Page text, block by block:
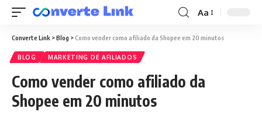
Aa
Converte Link >Blog >Como vender como afiliado da Shopee em 20 minutos
BLOG MARKETING DE AFILIADOS
Como vender como afiliado da
Shopee em 20 minutos